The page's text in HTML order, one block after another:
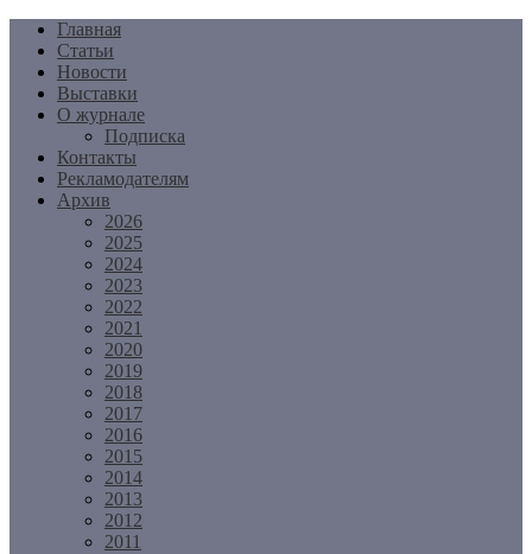
Перейти
содержимому
Главная
Статьи
Новости
Выставки
О журнале
Подписка
Контакты
Рекламодателям
Архив
2026
2025
2024
2023
2022
2021
2020
2019
2018
2017
2016
2015
2014
2013
2012
2011